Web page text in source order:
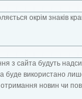
окрім знаків
з сайта будуть
буде використано
новин чи